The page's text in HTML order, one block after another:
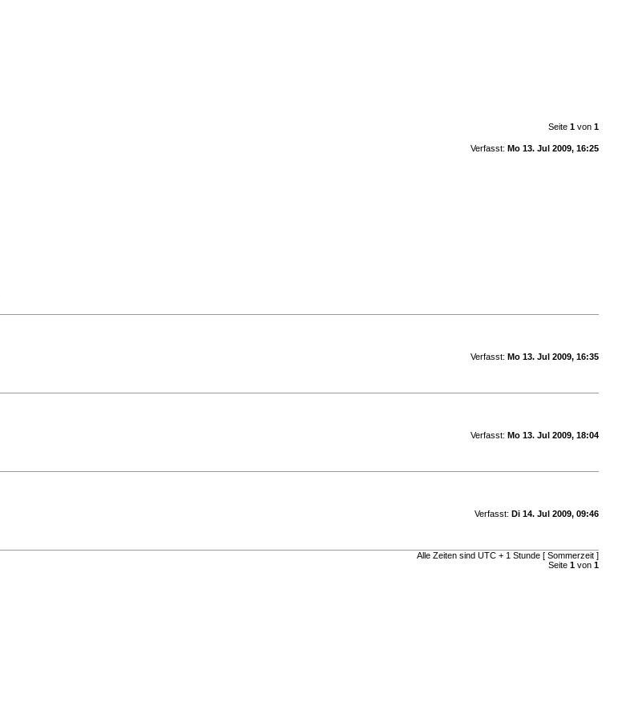
Seite 1von 1
Verfasst: Mo 13. Jul 2009, 16:25
Verfasst: Mo 13. Jul 2009, 16:35
Verfasst: Mo 13. Jul 2009, 18:04
Verfasst: Di 14. Jul 2009, 09:46
Alle Zeiten sind UTC + 1 Stunde [ Sommerzeit ]
Seite 1von 1